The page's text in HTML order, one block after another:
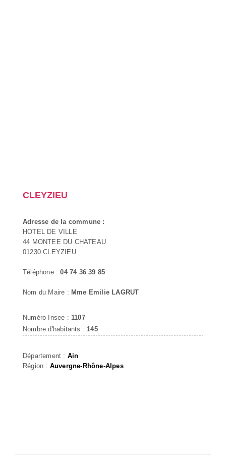
CLEYZIEU
Adresse de la commune :
HOTEL DE VILLE
44 MONTEE DU CHATEAU
01230 CLEYZIEU
Téléphone :04 74 36 39 85
Nom du Maire : Mme Emilie LAGRUT
Numéro Insee : 1107
Nombre d'habitants : 145
Département : Ain
Région : Auvergne-Rhône-Alpes